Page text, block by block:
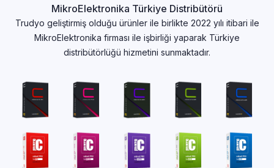
MikroElektronika Türkiye Distribütörü
Trudyo geliştirmiş olduğu ürünler ile birlikte 2022 yılı itibari ile
MikroElektronika firması ile işbirliği yaparak Türkiye
distribütörlüğü hizmetini sunmaktadır.